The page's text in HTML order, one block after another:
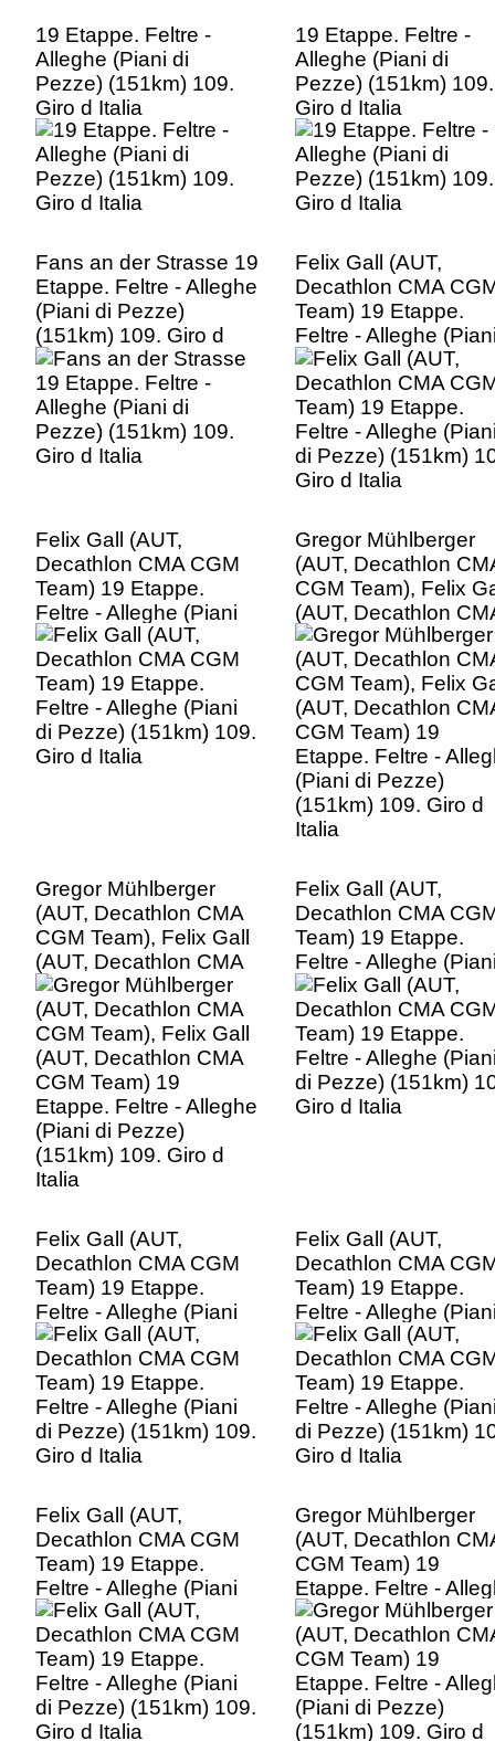
19 Etappe. Feltre -
Alleghe (Piani di
Pezze) (151km) 109.
Giro d Italia
19 Etappe. Feltre -
Alleghe (Piani di
Pezze) (151km) 109.
Giro d Italia
Fans an der Strasse 19
Etappe. Feltre - Alleghe
(Piani di Pezze)
(151km) 109. Giro d
Italia
Felix Gall (AUT,
Decathlon CMA
Team) 19 Etappe.
Feltre - Alleghe
di Pezze) (151km)
Giro d Italia
Felix Gall (AUT,
Decathlon CMA CGM
Team) 19 Etappe.
Feltre - Alleghe (Piani
di Pezze) (151km) 109.
Giro d Italia
Gregor Mühlberger
(AUT, Decathlon
CGM Team), Felix
(AUT, Decathlon
CGM Team) 19
Etappe. Feltre -
(Piani di Pezze)
(151km) 109. Giro d
Italia
Gregor Mühlberger
(AUT, Decathlon CMA
CGM Team), Felix Gall
(AUT, Decathlon CMA
CGM Team) 19
Etappe. Feltre - Alleghe
(Piani di Pezze)
(151km) 109. Giro d
Italia
Felix Gall (AUT,
Decathlon CMA
Team) 19 Etappe.
Feltre - Alleghe
di Pezze) (151km)
Giro d Italia
Felix Gall (AUT,
Decathlon CMA CGM
Team) 19 Etappe.
Feltre - Alleghe (Piani
di Pezze) (151km) 109.
Giro d Italia
Felix Gall (AUT,
Decathlon CMA
Team) 19 Etappe.
Feltre - Alleghe
di Pezze) (151km)
Giro d Italia
Felix Gall (AUT,
Decathlon CMA CGM
Team) 19 Etappe.
Feltre - Alleghe (Piani
di Pezze) (151km) 109.
Giro d Italia
Gregor Mühlberger
(AUT, Decathlon
CGM Team) 19
Etappe. Feltre -
(Piani di Pezze)
(151km) 109. Giro d
Italia